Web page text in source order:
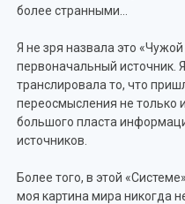
более странными…
Я не зря назвала это
первоначальный источник.
транслировала то, что
переосмысления не только
большого пласта
источников.
Более того, в этой
моя картина мира никогда